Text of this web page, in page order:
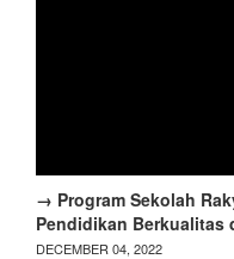
→ Program Sekolah
Pendidikan Berkualitas
DECEMBER 04, 2022